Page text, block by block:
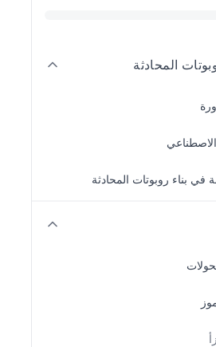
المحادثة
في بناء روبوتات المحادثة